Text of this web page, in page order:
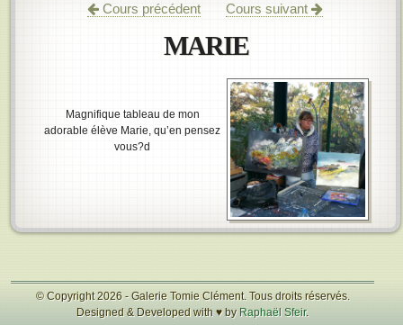
Cours précédent Cours suivant
MARIE
Magnifique tableau de mon
adorable élève Marie, qu’en pensez
vous?d
© Copyright 2026 - Galerie Tomie Clément. Tous droits réservés.
Designed & Developed with ♥ by Raphaël Sfeir.